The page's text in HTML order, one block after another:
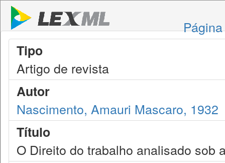
Tipo
Artigo de revista
Autor
Nascimento, Amauri Mascaro, 1932
Título
O Direito do trabalho analisado sob